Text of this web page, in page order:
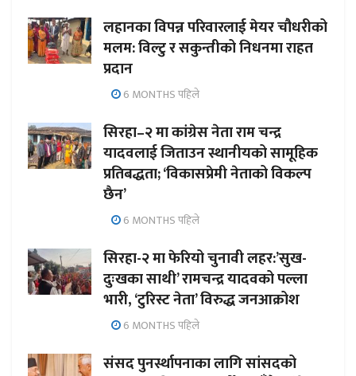
लहानका विपन्न परिवारलाई मेयर चौधरीको
मलम: विल्टु र सकुन्तीको निधनमा राहत
प्रदान
6 MONTHS पहिले
सिरहा–२ मा कांग्रेस नेता राम चन्द्र
यादवलाई जिताउन स्थानीयको सामूहिक
प्रतिबद्धता; ‘विकासप्रेमी नेताको विकल्प
छैन’
6 MONTHS पहिले
सिरहा-२ मा फेरियो चुनावी लहर:’सुख-
दुःखका साथी’ रामचन्द्र यादवको पल्ला
भारी, ‘टुरिस्ट नेता’ विरुद्ध जनआक्रोश
6 MONTHS पहिले
संसद पुनर्स्थापनाका लागि सांसदको